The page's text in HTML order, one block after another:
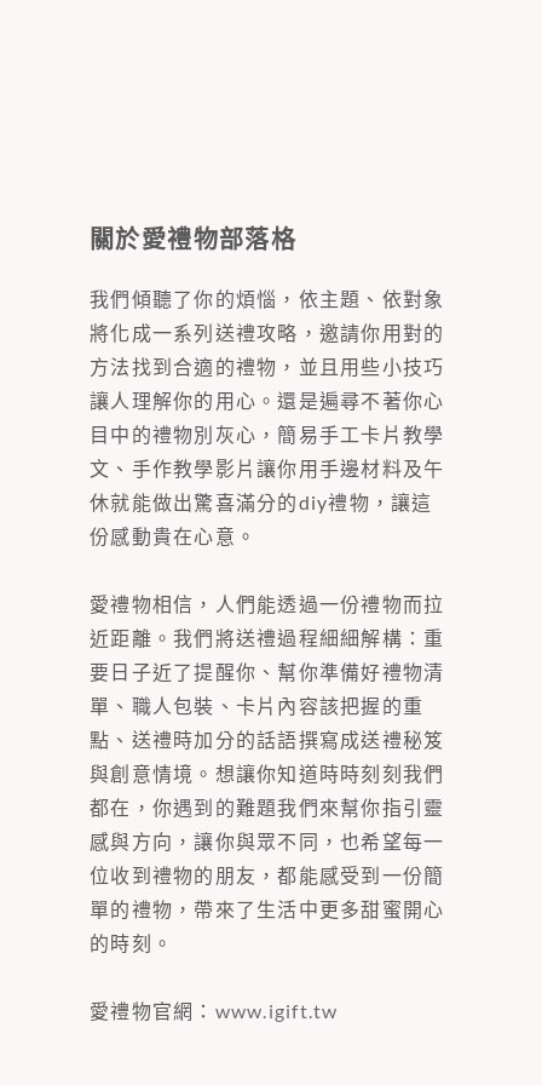
關於愛禮物部落格
我們傾聽了你的煩惱，依主題、依對象
將化成一系列送禮攻略，邀請你用對的
方法找到合適的禮物，並且用些小技巧
讓人理解你的用心。還是遍尋不著你心
目中的禮物別灰心，簡易手工卡片教學
文、手作教學影片讓你用手邊材料及午
休就能做出驚喜滿分的diy禮物，讓這
份感動貴在心意。
愛禮物相信，人們能透過一份禮物而拉
近距離。我們將送禮過程細細解構：重
要日子近了提醒你、幫你準備好禮物清
單、職人包裝、卡片內容該把握的重
點、送禮時加分的話語撰寫成送禮秘笈
與創意情境。想讓你知道時時刻刻我們
都在，你遇到的難題我們來幫你指引靈
感與方向，讓你與眾不同，也希望每一
位收到禮物的朋友，都能感受到一份簡
單的禮物，帶來了生活中更多甜蜜開心
的時刻。
愛禮物官網： www.igift.tw